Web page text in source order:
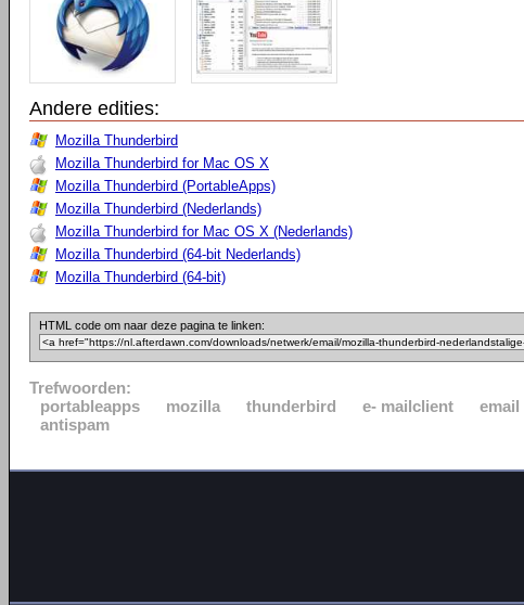
Andere edities:
Mozilla Thunderbird
Mozilla Thunderbird for Mac OS X
Mozilla Thunderbird (PortableApps)
Mozilla Thunderbird (Nederlands)
Mozilla Thunderbird for Mac OS X (Nederlands)
Mozilla Thunderbird (64-bit Nederlands)
Mozilla Thunderbird (64-bit)
HTML code om naar deze pagina te linken:
Trefwoorden:
portableapps
mozilla thunderbird e- mailclient email
antispam